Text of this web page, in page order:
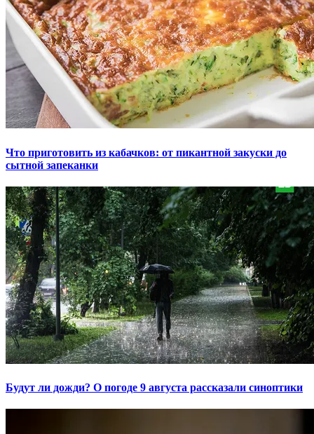
Что приготовить из кабачков: от пикантной закуски до
сытной запеканки
Будут ли дожди? О погоде 9 августа рассказали синоптики